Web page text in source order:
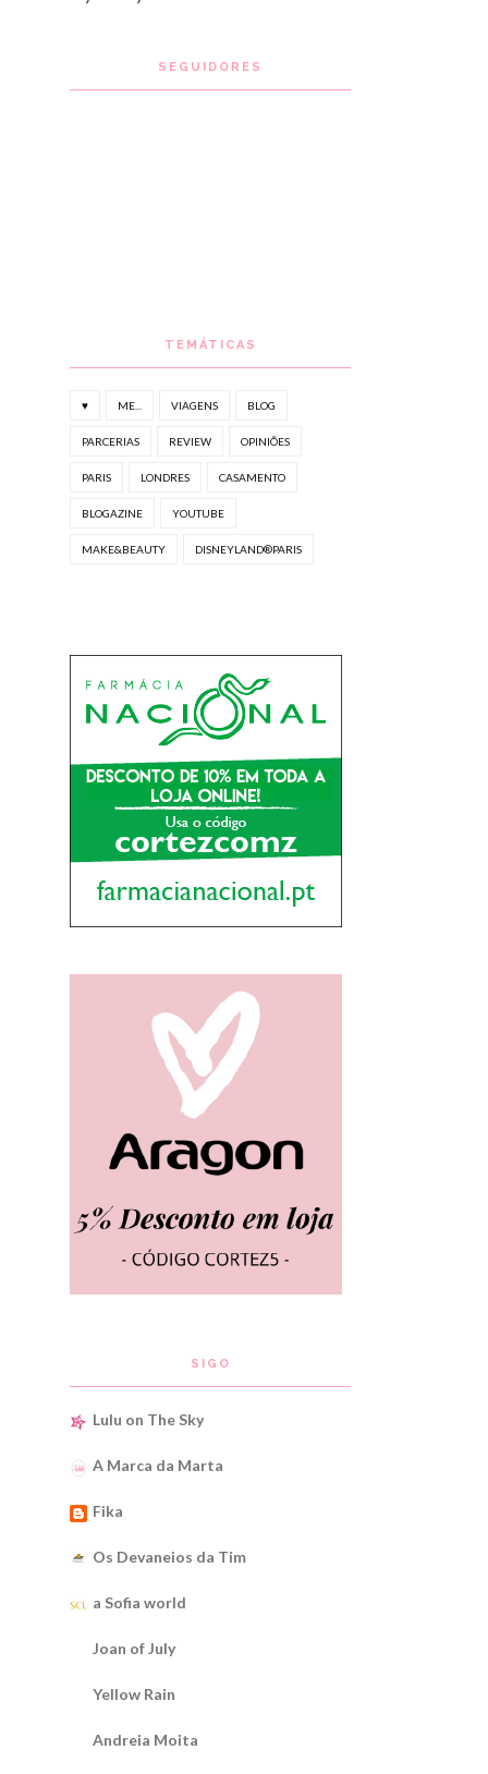
SEGUIDORES
TEMÁTICAS
♥ ME... VIAGENS BLOG
PARCERIAS REVIEW OPINIÕES
PARIS LONDRES CASAMENTO
BLOGAZINE YOUTUBE
MAKE&BEAUTY DISNEYLAND®PARIS
SIGO
Lulu on The Sky
A Marca da Marta
Fika
Os Devaneios da Tim
a Sofia world
Joan of July
Yellow Rain
Andreia Moita